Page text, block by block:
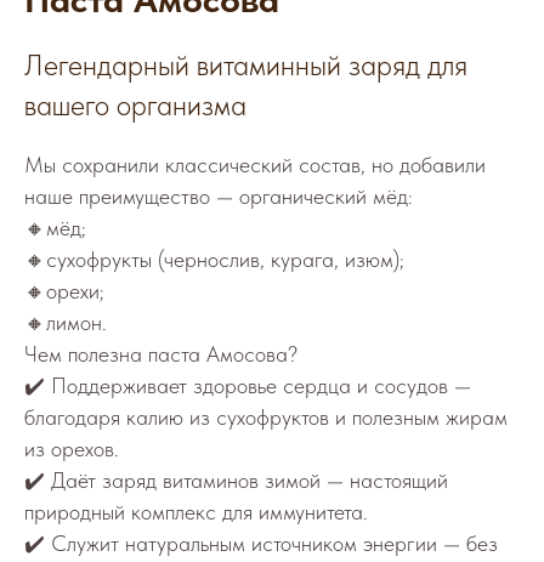
Легендарный витаминный заряд для
вашего организма
Мы сохранили классический состав, но добавили
наше преимущество — органический мёд:
🔸мёд;
🔸сухофрукты (чернослив, курага, изюм);
🔸орехи;
🔸лимон.
Чем полезна паста Амосова?
✔️ Поддерживает здоровье сердца и сосудов —
благодаря калию из сухофруктов и полезным жирам
из орехов.
✔️ Даёт заряд витаминов зимой — настоящий
природный комплекс для иммунитета.
✔️ Служит натуральным источником энергии — без